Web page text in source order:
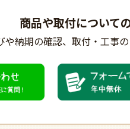
商品や取付について
や納期の確認、 取付・工事の